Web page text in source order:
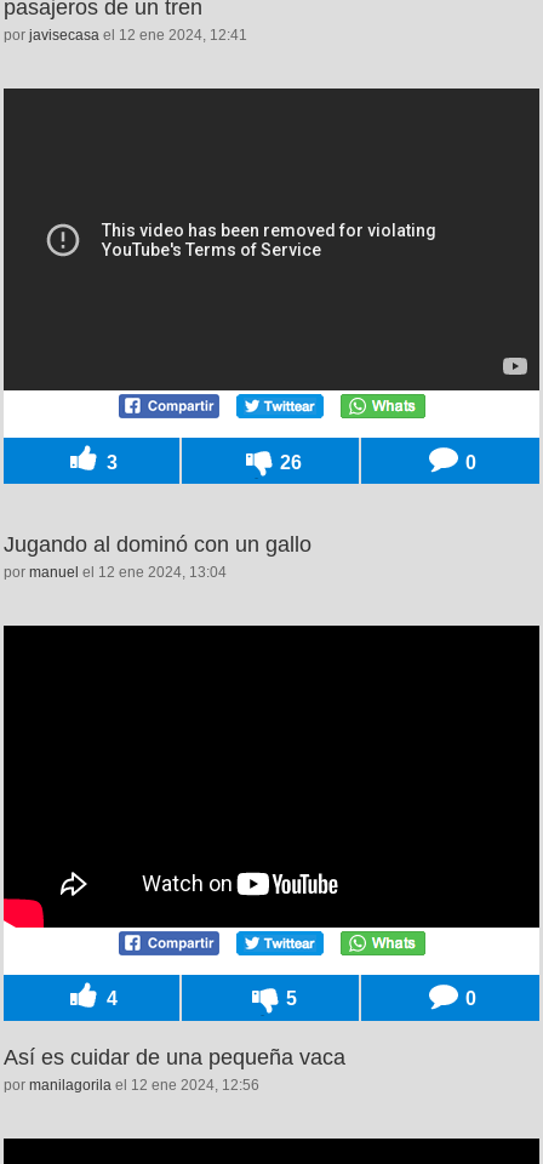
pasajeros de un tren
por javisecasa el 12 ene 2024, 12:41
3 26 0
Jugando al dominó con un gallo
por manuel el 12 ene 2024, 13:04
4 5 0
Así es cuidar de una pequeña vaca
por manilagorila el 12 ene 2024, 12:56